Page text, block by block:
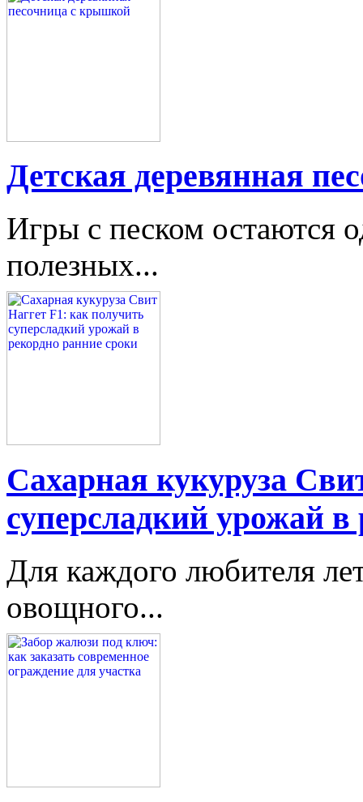
Детская деревянная
Игры с песком остаются
полезных...
Сахарная кукуруза
суперсладкий урожай
Для каждого любителя
овощного...